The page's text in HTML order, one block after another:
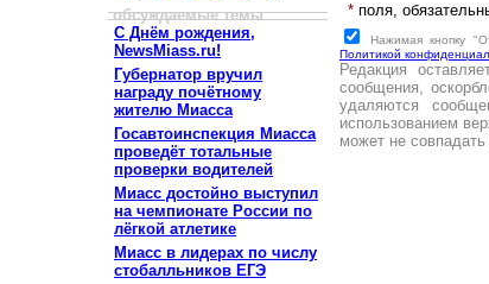
обсуждаемые темы
С Днём рождения,
NewsMiass.ru!
Губернатор вручил
награду почётному
жителю Миасса
Госавтоинспекция Миасса
проведёт тотальные
проверки водителей
Миасс достойно выступил
на чемпионате России по
лёгкой атлетике
Миасс в лидерах по числу
стобалльников ЕГЭ
*поля,
Нажимая кнопку
Политикой
Редакция
сообщения,
удаляются
использованием
может не